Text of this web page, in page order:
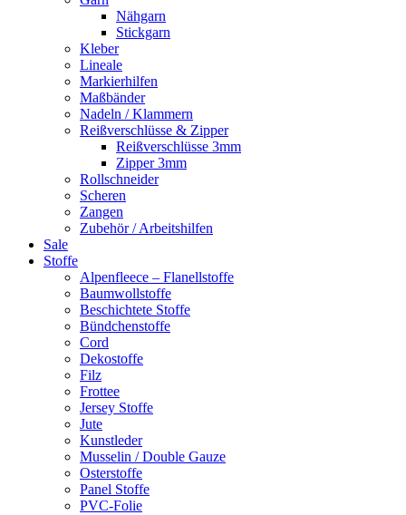
Nähgarn
Stickgarn
Kleber
Lineale
Markierhilfen
Maßbänder
Nadeln / Klammern
Reißverschlüsse & Zipper
Reißverschlüsse 3mm
Zipper 3mm
Rollschneider
Scheren
Zangen
Zubehör / Arbeitshilfen
Sale
Stoffe
Alpenfleece – Flanellstoffe
Baumwollstoffe
Beschichtete Stoffe
Bündchenstoffe
Cord
Dekostoffe
Filz
Frottee
Jersey Stoffe
Jute
Kunstleder
Musselin / Double Gauze
Osterstoffe
Panel Stoffe
PVC-Folie